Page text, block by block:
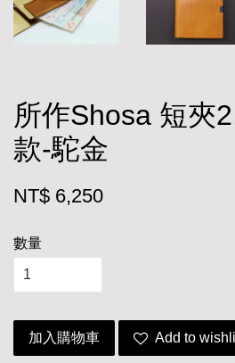
所作Shosa 短夾
款-駝金
NT$ 6,250
數量
加入購物車 Add to